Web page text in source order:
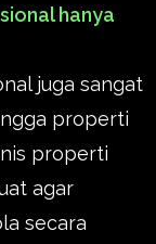
hanya
juga sangat
properti
properti
agar
secara